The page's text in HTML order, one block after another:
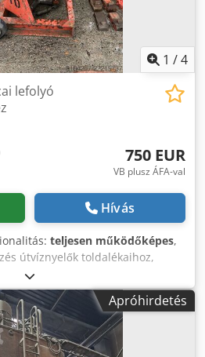
1 /4
lefolyó
750 EUR
VB plusz ÁFA-val
Hívás
teljesen működőképes,
útvíznyelők toldalékaihoz,
Ub Ho Af Aokr
Apróhirdetés